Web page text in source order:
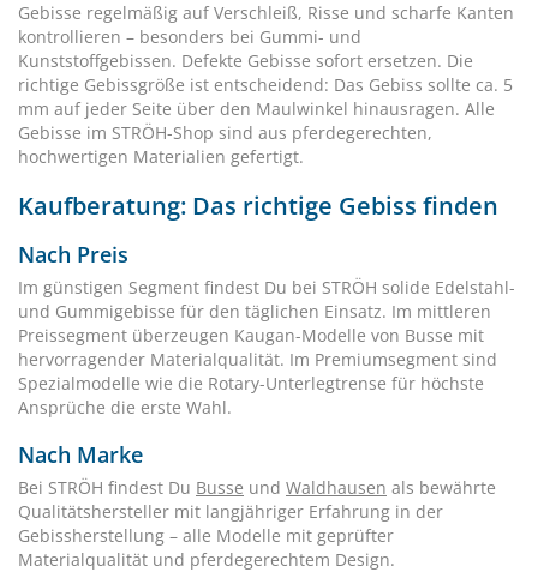
Gebisse regelmäßig auf Verschleiß, Risse und scharfe Kanten
kontrollieren – besonders bei Gummi- und
Kunststoffgebissen. Defekte Gebisse sofort ersetzen. Die
richtige Gebissgröße ist entscheidend: Das Gebiss sollte ca. 5
mm auf jeder Seite über den Maulwinkel hinausragen. Alle
Gebisse im STRÖH-Shop sind aus pferdegerechten,
hochwertigen Materialien gefertigt.
Kaufberatung: Das richtige Gebiss finden
Nach Preis
Im günstigen Segment findest Du bei STRÖH solide Edelstahl-
und Gummigebisse für den täglichen Einsatz. Im mittleren
Preissegment überzeugen Kaugan-Modelle von Busse mit
hervorragender Materialqualität. Im Premiumsegment sind
Spezialmodelle wie die Rotary-Unterlegtrense für höchste
Ansprüche die erste Wahl.
Nach Marke
Bei STRÖH findest Du Busse und Waldhausen als bewährte
Qualitätshersteller mit langjähriger Erfahrung in der
Gebissherstellung – alle Modelle mit geprüfter
Materialqualität und pferdegerechtem Design.